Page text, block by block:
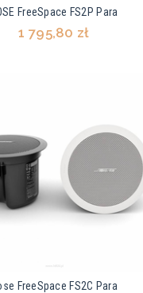
FreeSpace FS2P Para
1 795,80 zł
FreeSpace FS2C Para